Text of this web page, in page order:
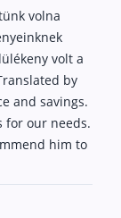
volna
volt a
by
and savings.
for our needs.
him to